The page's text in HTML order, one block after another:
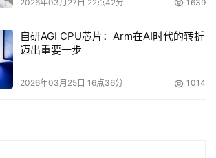
2026年03月27日 22点42分 1639
自研AGI CPU芯片：Arm在AI时代的转折
迈出重要一步
2026年03月25日 16点36分 1014